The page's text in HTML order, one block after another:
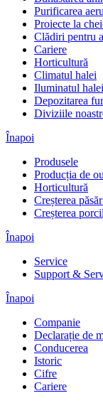
Purificarea
Proiecte la
Clădiri pentru
Cariere
Horticultură
Climatul halei
Iluminatul halei
Depozitarea
Diviziile
Înapoi
Produsele
Producția de
Horticultură
Creșterea
Creșterea
Înapoi
Service
Support &
Înapoi
Companie
Declarație de
Conducerea
Istoric
Cifre
Cariere